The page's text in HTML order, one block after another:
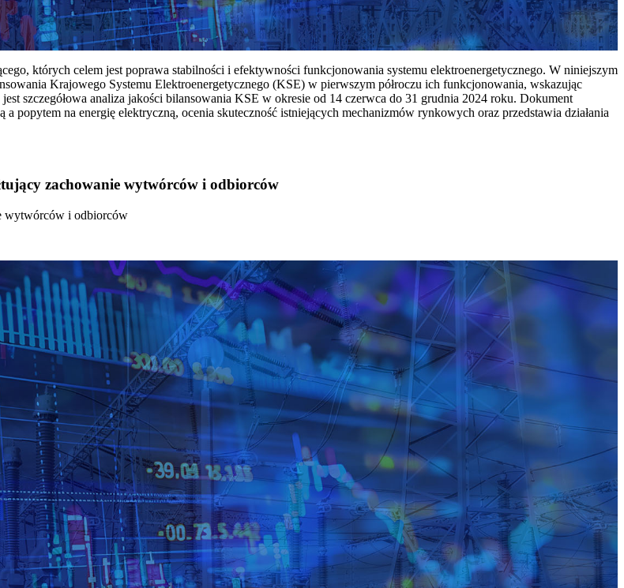
których celem jest poprawa stabilności i efektywności funkcjonowania systemu elektroenergetycznego. W niniejszym
Krajowego Systemu Elektroenergetycznego (KSE) w pierwszym półroczu ich funkcjonowania, wskazując
szczegółowa analiza jakości bilansowania KSE w okresie od 14 czerwca do 31 grudnia 2024 roku. Dokument
na energię elektryczną, ocenia skuteczność istniejących mechanizmów rynkowych oraz przedstawia działania
zachowanie wytwórców i odbiorców
wytwórców i odbiorców